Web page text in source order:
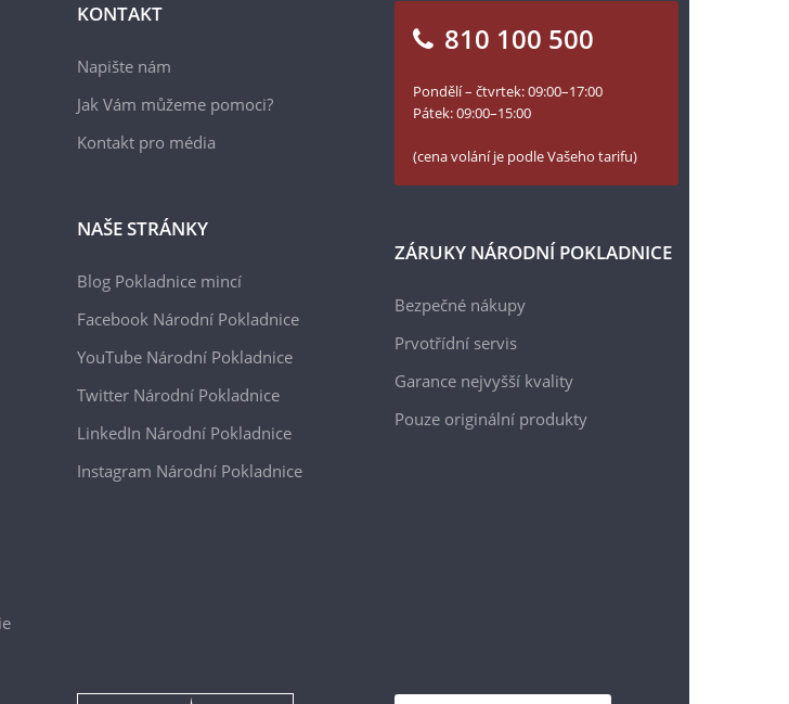
KONTAKT
Napište nám
Jak Vám můžeme pomoci?
Kontakt pro média
NAŠE STRÁNKY
Blog Pokladnice mincí
Facebook Národní Pokladnice
YouTube Národní Pokladnice
Twitter Národní Pokladnice
LinkedIn Národní Pokladnice
Instagram Národní Pokladnice
810 100 500
Pondělí – čtvrtek: 09:00–17:00
Pátek: 09:00–15:00
(cena volání je podle Vašeho tarifu)
ZÁRUKY NÁRODNÍ POKLADNICE
Bezpečné nákupy
Prvotřídní servis
Garance nejvyšší kvality
Pouze originální produkty